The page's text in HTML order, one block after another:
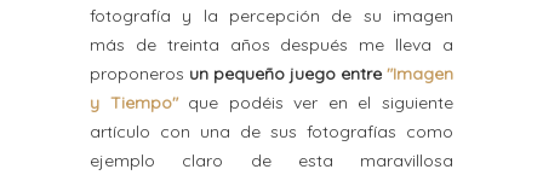
fotografía y la percepción de su imagen
más de treinta años después me lleva a
proponeros un pequeño juego entre "Imagen
y Tiempo" que podéis ver en el siguiente
artículo con una de sus fotografías como
ejemplo claro de esta maravillosa